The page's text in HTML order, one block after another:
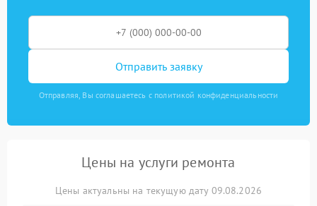
Отправить заявку
Отправляя, Вы соглашаетесь с политикой конфиденциальности
Цены на услуги ремонта
Цены актуальны на текущую дату 09.08.2026